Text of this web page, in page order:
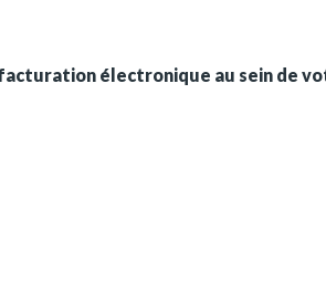
électronique au sein de